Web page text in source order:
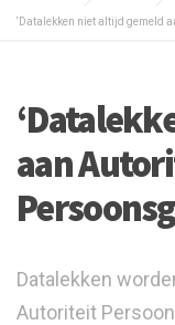
‘Datalekken niet altijd gemeld
aan
Datalekken
Autoriteit